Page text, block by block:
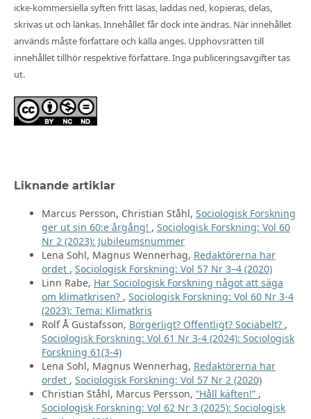
icke-kommersiella syften fritt läsas, laddas ned, kopieras, delas,
skrivas ut och länkas. Innehållet får dock inte ändras. När innehållet
används måste författare och källa anges. Upphovsrätten till
innehållet tillhör respektive författare. Inga publiceringsavgifter tas
ut.
Liknande artiklar
Marcus Persson, Christian Ståhl, Sociologisk Forskning
ger ut sin 60:e årgång! , Sociologisk Forskning: Vol 60
Nr 2 (2023): Jubileumsnummer
Lena Sohl, Magnus Wennerhag, Redaktörerna har
ordet , Sociologisk Forskning: Vol 57 Nr 3–4 (2020)
Linn Rabe, Har Sociologisk Forskning något att säga
om klimatkrisen? , Sociologisk Forskning: Vol 60 Nr 3-4
(2023): Tema: Klimatkris
Rolf Å Gustafsson, Borgerligt? Offentligt? Sociabelt? ,
Sociologisk Forskning: Vol 61 Nr 3-4 (2024): Sociologisk
Forskning 61(3-4)
Lena Sohl, Magnus Wennerhag, Redaktörerna har
ordet , Sociologisk Forskning: Vol 57 Nr 2 (2020)
Christian Ståhl, Marcus Persson, ”Håll käften!” ,
Sociologisk Forskning: Vol 62 Nr 3 (2025): Sociologisk